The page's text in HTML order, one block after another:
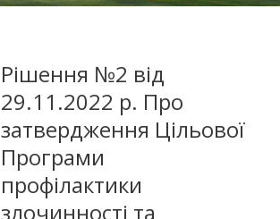
Рішення №2 від
29.11.2022 р. Про
затвердження Цільової
Програми
профілактики
злочинності та